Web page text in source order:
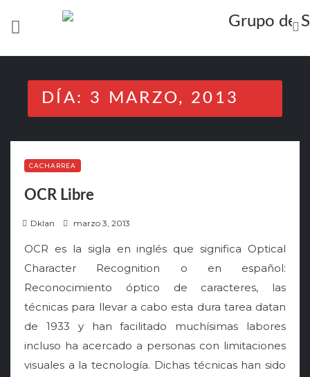
DÍA: 3 MARZO, 2013
CACHARREA
OCR Libre
Dklan
t
e
d
o
marzo 3, 2013
OCR es la sigla en inglés que significa Optical
Character Recognition o en español:
Reconocimiento óptico de caracteres, las
técnicas para llevar a cabo esta dura tarea datan
de 1933 y han facilitado muchísimas labores
incluso ha acercado a personas con limitaciones
visuales a la tecnología. Dichas técnicas han sido